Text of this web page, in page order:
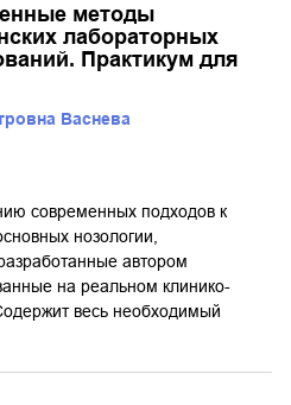
методы
лабораторных
Практикум для
Васнева
современных подходов к
нозологии,
автором
на реальном клинико-
весь необходимый